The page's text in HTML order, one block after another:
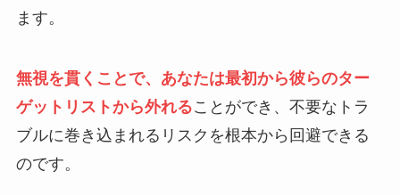
ます。
無視を貫くことで、あなたは最初から彼らのター
ゲットリストから外れることができ、不要なトラ
ブルに巻き込まれるリスクを根本から回避できる
のです。